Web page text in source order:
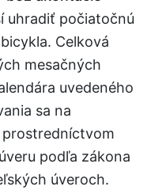
uhradiť počiatočnú
Celková
mesačných
uvedeného
sa na
prostredníctvom
podľa zákona
úveroch.